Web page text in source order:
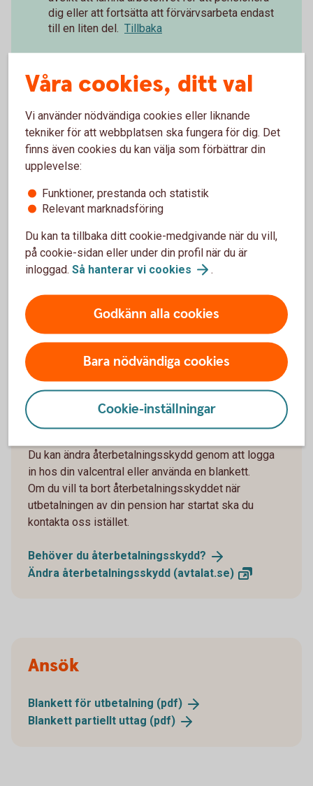
dig eller att fortsätta att förvärvsarbeta endast
till en liten del. Tillbaka
66 år på ITP1 måste den försäkrade trappa
ned arbetstiden i minst samma proportion
som det partiella uttaget.
Tillbaka
Paus i pågående
pensionsutbetalning
Du kan enkelt pausa din pensionsutbetalning och
paus.
Pausa dinpensionsutbetalning
Återbetalningsskydd
Du kan ändra återbetalningsskydd genom att logga
in hos din valcentral eller använda en blankett.
Om du vill ta bort återbetalningsskyddet när
utbetalningen av din pension har startat ska du
kontakta oss istället.
Behöver du återbetalningsskydd?
Ändra återbetalningsskydd (avtalat.se)
Ansök
Blankett för utbetalning (pdf)
Blankett partiellt uttag (pdf)
Våra cookies, ditt val
Vi använder nödvändiga cookies eller liknande
tekniker för att webbplatsen ska fungera för dig. Det
finns även cookies du kan välja som förbättrar din
upplevelse:
Funktioner, prestanda och statistik
Relevant marknadsföring
Du kan ta tillbaka ditt cookie-medgivande när du vill,
på cookie-sidan eller under din profil när du är
inloggad. Så hanterar vi cookies .
Godkänn alla cookies
Bara nödvändiga cookies
Cookie-inställningar